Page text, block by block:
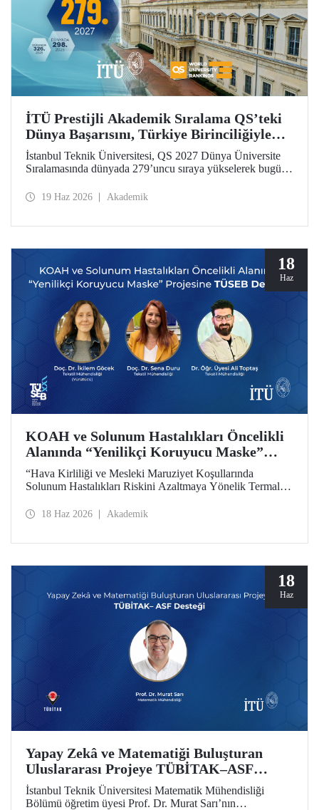
İTÜ Prestijli Akademik Sıralama QS’teki
Dünya Başarısını, Türkiye Birinciliğiyle
Taçlandırdı
İstanbul Teknik Üniversitesi, QS 2027 Dünya Üniversite
Sıralamasında dünyada 279’uncu sıraya yükselerek bugüne
sıralamaya giren 25 üniversite arasında ilk sırada yer aldı.
19 Haz 2026 Akademik
18
Haz
KOAH ve Solunum Hastalıkları Öncelikli
Alanında “Yenilikçi Koruyucu Maske”
Projesine TÜSEB Desteği
“Hava Kirliliği ve Mesleki Maruziyet Koşullarında
Solunum Hastalıkları Riskini Azaltmaya Yönelik Termal
Sisteminin Geliştirilmesi” başlıklı proje, Türkiye Sağlık
18 Haz 2026 Akademik
18
Haz
Yapay Zekâ ve Matematiği Buluşturan
Uluslararası Projeye TÜBİTAK–ASF
Desteği
İstanbul Teknik Üniversitesi Matematik Mühendisliği
Bölümü öğretim üyesi Prof. Dr. Murat Sarı’nın